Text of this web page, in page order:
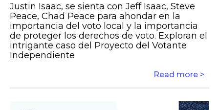
Justin Isaac, se sienta con Jeff Isaac, Steve
Peace, Chad Peace para ahondar en la
importancia del voto local y la importancia
de proteger los derechos de voto. Exploran el
intrigante caso del Proyecto del Votante
Independiente
Read more >